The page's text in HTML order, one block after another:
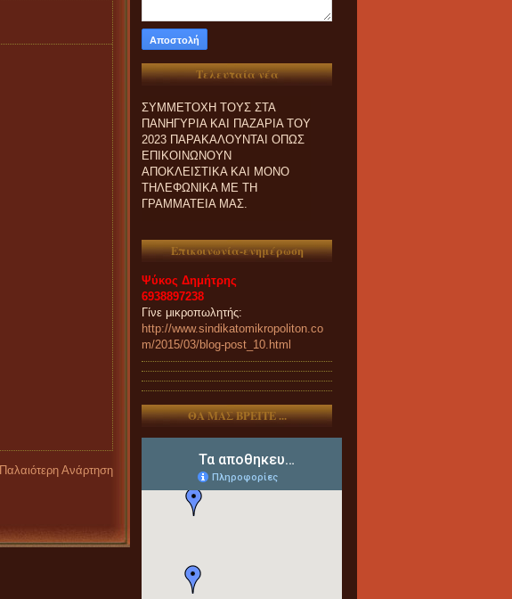
Παλαιότερη Ανάρτηση
Τελευταία νέα
ΕΝΔΙΑΦΕΡΟΝΤΑΙ ΓΙΑ
ΠΑΝΗΓΥΡΙΑ ΚΑΙ ΠΑZΑΡΙΑ ΤΟΥ
2023 ΠΑΡΑΚΑΛΟΥΝΤΑΙ ΟΠΩΣ
ΕΠΙΚΟΙΝΩΝΟΥΝ
ΑΠΟΚΛΕΙΣΤΙΚΑ ΚΑΙ ΜΟΝΟ
ΤΗΛΕΦΩΝΙΚΑ ΜΕ ΤΗ
ΓΡΑΜΜΑΤΕΙΑ ΜΑΣ.
Επικοινωνία-ενημέρωση
Ψύκος Δημήτρης
6938897238
Γίνε μικροπωλητής:
http://www.sindikatomikropoliton.co
m/2015/03/blog-post_10.html
ΘΑ ΜΑΣ ΒΡΕΙΤΕ ...